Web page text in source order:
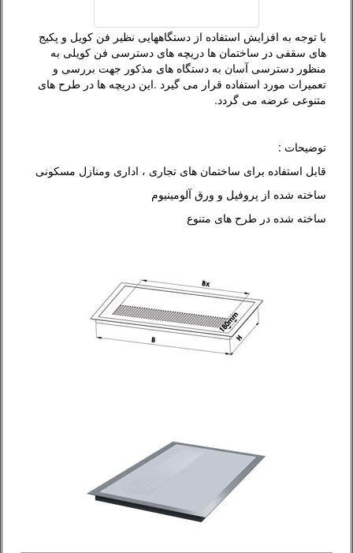
با توجه به افزایش استفاده از دستگاههایی نظیر فن کویل و پکیج
های سقفی در ساختمان ها دریچه های دسترسی فن کویلی به
منظور دسترسی آسان به دستگاه های مذکور جهت بررسی و
تعمیرات مورد استفاده قرار می گیرد .این دریچه ها در طرح های
متنوعی عرضه می گردد.
توضیحات :
قابل استفاده برای ساختمان های تجاری ، اداری ومنازل مسکونی
ساخته شده از پروفیل و ورق آلومینیوم
ساخته شده در طرح های متنوع